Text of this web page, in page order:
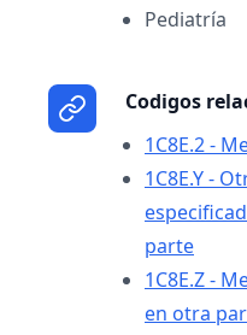
Pediatría
Codigos
1C8E.2 -
1C8E.Y -
parte
1C8E.Z -
en otra